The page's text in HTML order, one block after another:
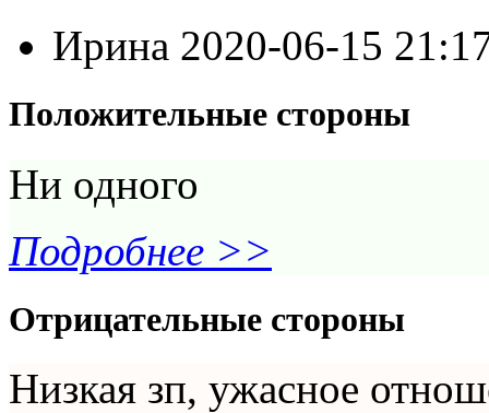
Ирина 2020-06-15
Положительные стороны
Ни одного
Подробнее >>
Отрицательные стороны
Низкая зп, ужасное